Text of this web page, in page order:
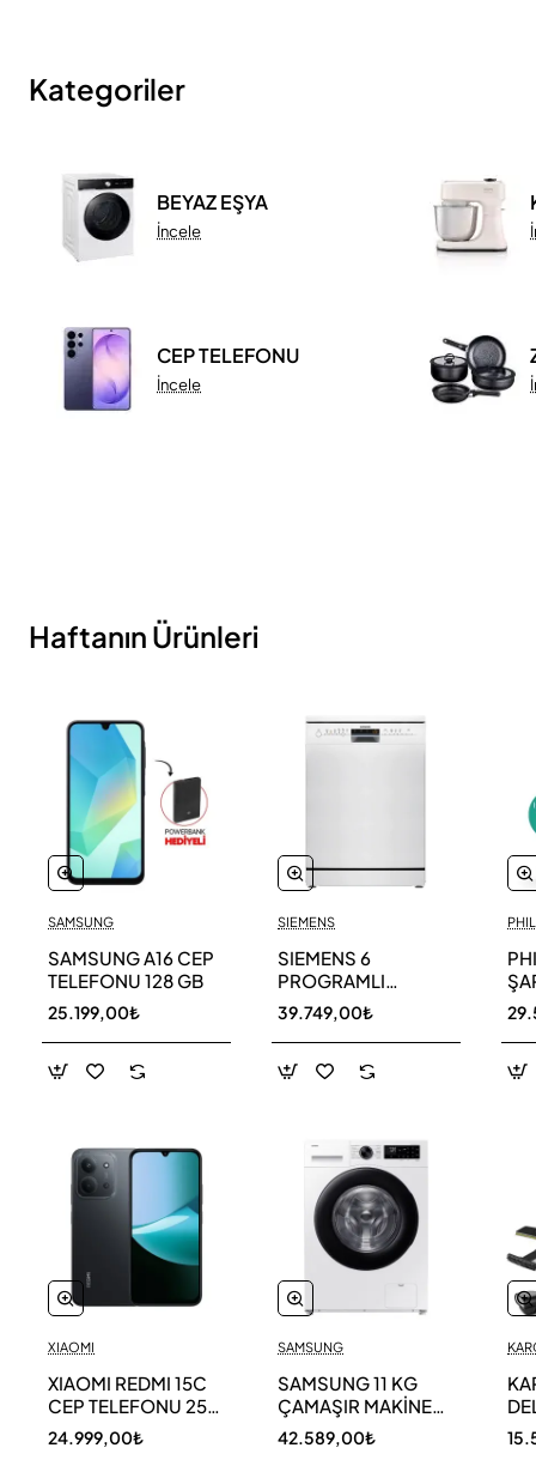
Kategoriler
BEYAZ EŞYA
İncele
CEP TELEFONU
İncele
Haftanın Ürünleri
SAMSUNG
SAMSUNG A16 CEP
TELEFONU 128 GB
25.199,00₺
XIAOMI
XIAOMI REDMI 15C
CEP TELEFONU 256
GB
24.999,00₺
SIEMENS
SIEMENS 6
PROGRAMLI
BULAŞIK MAKİNESİ
SN216W00DT
39.749,00₺
SAMSUNG
SAMSUNG 11 KG
ÇAMAŞIR MAKİNESİ
WW11DG5B25AEAH
42.589,00₺
11